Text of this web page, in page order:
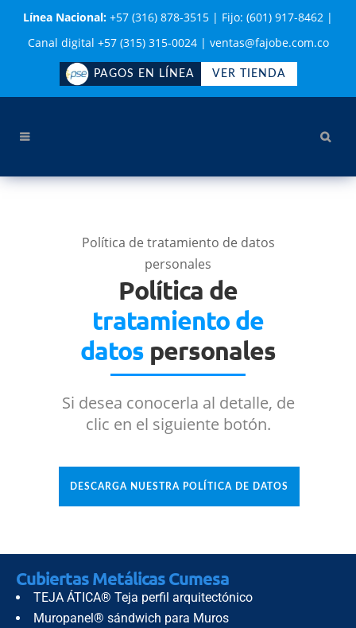
Línea Nacional: +57 (316) 878-3515 | Fijo: (601) 917-8462 |
Canal digital +57 (315) 315-0024| ventas@fajobe.com.co
PAGOS EN LÍNEA VER TIENDA
Política de tratamiento de datos
personales
Política de
tratamiento de
datos personales
Si desea conocerla al detalle, de
clic en el siguiente botón.
DESCARGA NUESTRA POLÍTICA DE DATOS
Cubiertas Metálicas Cumesa
TEJA ÁTICA® Teja perfil arquitectónico
Muropanel® sándwich para Muros